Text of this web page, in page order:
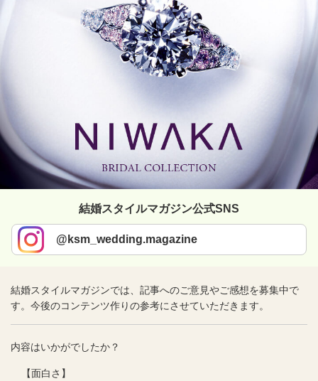
結婚スタイルマガジン公式SNS
@ksm_wedding.magazine
結婚スタイルマガジンでは、記事へのご意見やご感想を募集中で
す。今後のコンテンツ作りの参考にさせていただきます。
内容はいかがでしたか？
【面白さ】